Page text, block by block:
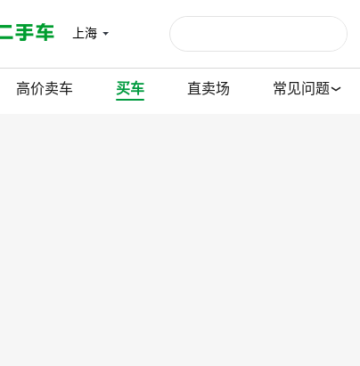
上海
高价卖车 买车 直卖场 常见问题